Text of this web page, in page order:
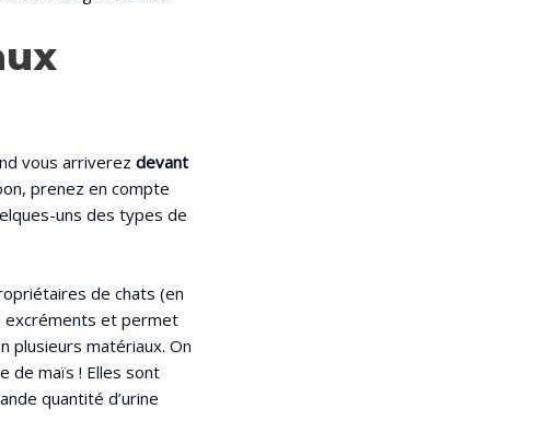
vous arriverez devant
prenez en compte
uns des types de
de chats (en
excréments et permet
plusieurs matériaux. On
de maïs ! Elles sont
quantité d’urine